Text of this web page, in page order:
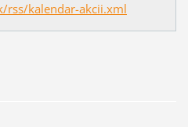
rss/kalendar-akcii.xml